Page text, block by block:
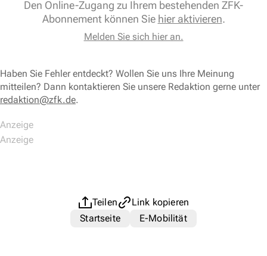
Den Online-Zugang zu Ihrem bestehenden ZFK-
Abonnement können Sie hier aktivieren.
Melden Sie sich hier an.
Haben Sie Fehler entdeckt? Wollen Sie uns Ihre Meinung
mitteilen? Dann kontaktieren Sie unsere Redaktion gerne unter
redaktion@zfk.de.
Teilen
Link kopieren
Startseite
E-Mobilität